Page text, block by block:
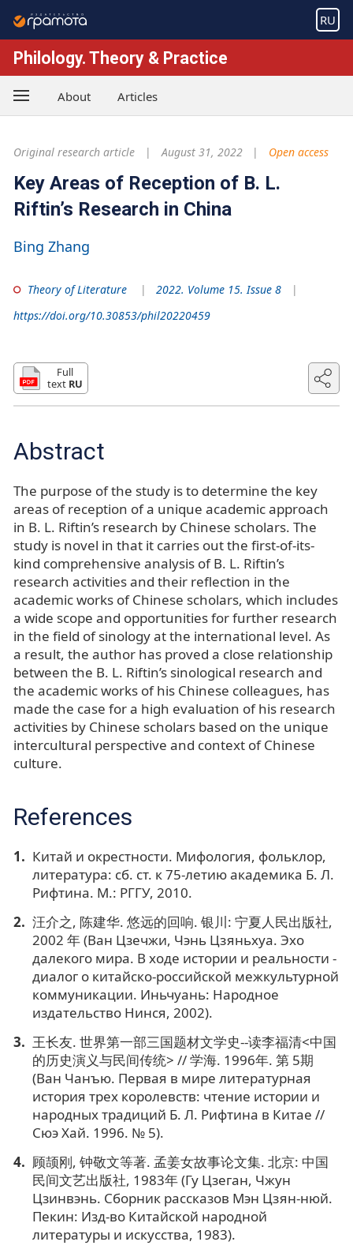
RU
Philology. Theory & Practice
About Articles
Original research article August 31, 2022 Open access
Key Areas of Reception of B. L.
Riftin’s Research in China
Bing Zhang
Theory of Literature
2022. Volume 15. Issue 8
https://doi.org/10.30853/phil20220459
Full
text RU
Abstract
The purpose of the study is to determine the key
areas of reception of a unique academic approach
in B. L. Riftin’s research by Chinese scholars. The
study is novel in that it carries out the first-of-its-
kind comprehensive analysis of B. L. Riftin’s
research activities and their reflection in the
academic works of Chinese scholars, which includes
a wide scope and opportunities for further research
in the field of sinology at the international level. As
a result, the author has proved a close relationship
between the B. L. Riftin’s sinological research and
the academic works of his Chinese colleagues, has
made the case for a high evaluation of his research
activities by Chinese scholars based on the unique
intercultural perspective and context of Chinese
culture.
References
Китай и окрестности. Мифология, фольклор,
литература: сб. ст. к 75-летию академика Б. Л.
Рифтина. М.: РГГУ, 2010.
汪介之, 陈建华. 悠远的回响. 银川: 宁夏人民出版社,
2002 年 (Ван Цзечжи, Чэнь Цзяньхуа. Эхо
далекого мира. В ходе истории и реальности -
диалог о китайско-российской межкультурной
коммуникации. Иньчуань: Народное
издательство Нинся, 2002).
王长友. 世界第一部三国题材文学史--读李福清<中国
的历史演义与民间传统> // 学海. 1996年. 第 5期
(Ван Чанъю. Первая в мире литературная
история трех королевств: чтение истории и
народных традиций Б. Л. Рифтина в Китае //
Сюэ Хай. 1996. № 5).
顾颉刚, 钟敬文等著. 孟姜女故事论文集. 北京: 中国
民间文艺出版社, 1983年 (Гу Цзеган, Чжун
Цзинвэнь. Сборник рассказов Мэн Цзян-нюй.
Пекин: Изд-во Китайской народной
литературы и искусства, 1983).